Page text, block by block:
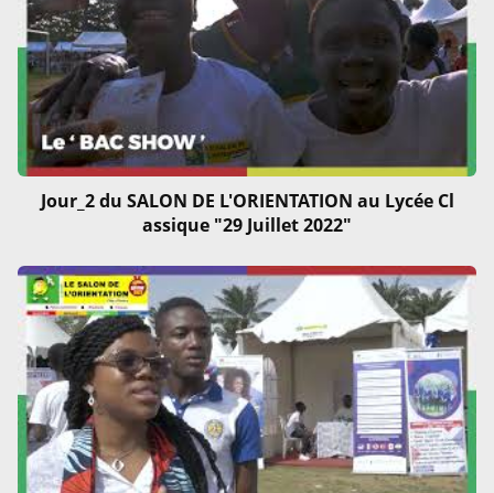
Jour_2 du SALON DE L'ORIENTATION au Lycée Cl
assique "29 Juillet 2022"